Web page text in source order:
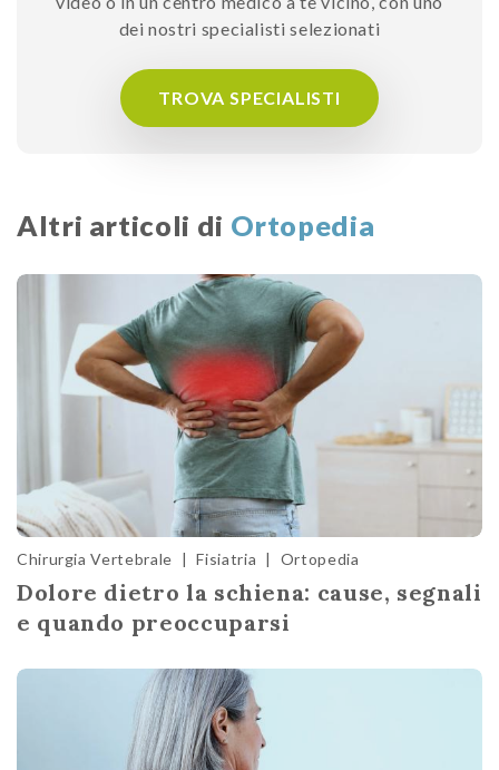
dei nostri specialisti selezionati
TROVA SPECIALISTI
Altri articoli di Ortopedia
Chirurgia Vertebrale | Fisiatria | Ortopedia
Dolore dietro la schiena: cause, segnali
e quando preoccuparsi